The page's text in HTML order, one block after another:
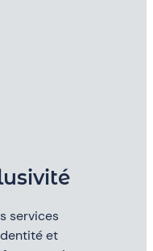
services
et